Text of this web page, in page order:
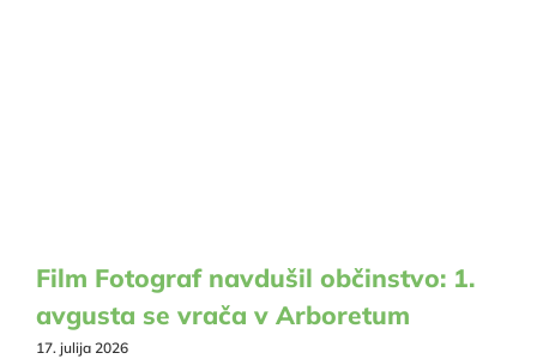
Film Fotograf navdušil občinstvo: 1.
avgusta se vrača v Arboretum
17. julija 2026